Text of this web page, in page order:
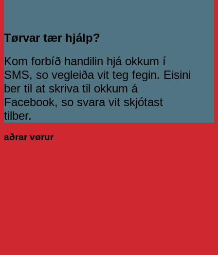
Tørvar tær hjálp?
Kom forbíð handilin hjá okkum í
SMS, so vegleiða vit teg fegin. Eisini
ber til at skriva til okkum á
Facebook, so svara vit skjótast
tilber.
aðrar vørur